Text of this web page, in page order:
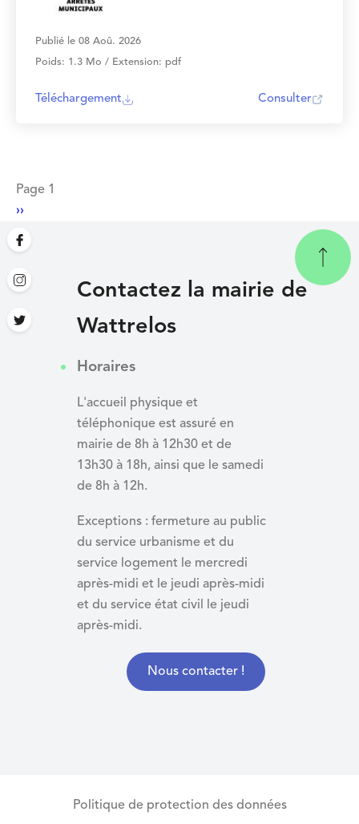
Publié le 08 Aoû. 2026
Poids: 1.3 Mo / Extension: pdf
Téléchargement Consulter
Pagination
Page 1
Page
suivante
››
Contactez la mairie de
Wattrelos
Horaires
L'accueil physique et
téléphonique est assuré en
mairie de 8h à 12h30 et de
13h30 à 18h, ainsi que le samedi
de 8h à 12h.
Exceptions : fermeture au public
du service urbanisme et du
service logement le mercredi
après-midi et le jeudi après-midi
et du service état civil le jeudi
après-midi.
Nous contacter !
Politique de protection des données